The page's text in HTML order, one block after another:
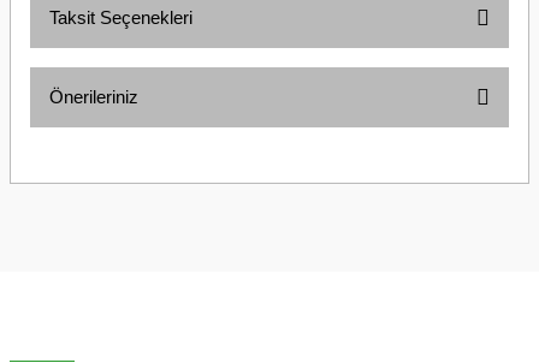
Taksit Seçenekleri
Önerileriniz
konularda yetersiz gördüğünüz noktaları öneri formunu kullanarak